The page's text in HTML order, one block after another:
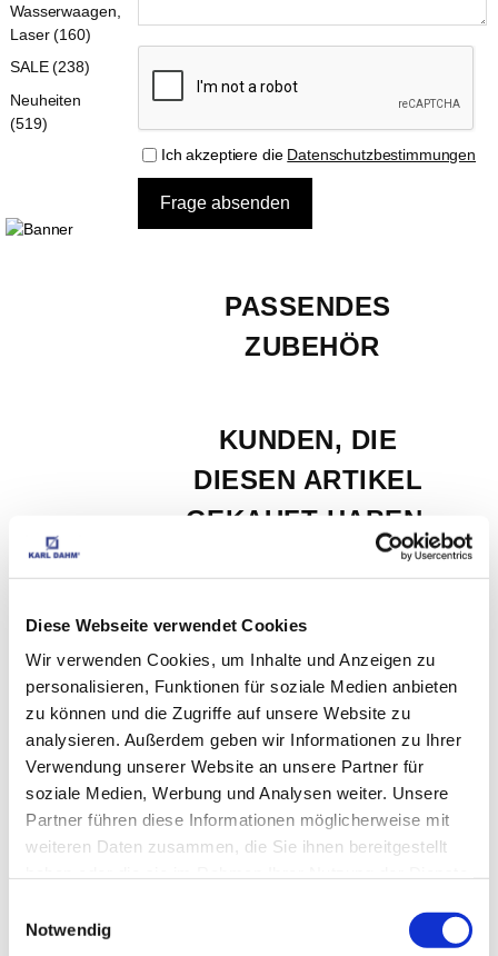
Diese Webseite verwendet Cookies
Wir verwenden Cookies, um Inhalte und Anzeigen zu
personalisieren, Funktionen für soziale Medien anbieten
zu können und die Zugriffe auf unsere Website zu
analysieren. Außerdem geben wir Informationen zu Ihrer
Verwendung unserer Website an unsere Partner für
soziale Medien, Werbung und Analysen weiter. Unsere
Partner führen diese Informationen möglicherweise mit
weiteren Daten zusammen, die Sie ihnen bereitgestellt
Notwendig
Ich akzeptiere die Datenschutzbestimmungen
PASSENDES
ZUBEHÖR
KUNDEN, DIE
DIESEN ARTIKEL
GEKAUFT HABEN,
HABEN AUCH
ARTIKEL GEKAUFT:
Ersatzpad fein Art.-Nr.
10483
EUR3,99Exkl. MwSt *
EUR4,75Inkl. MwSt *
Pad-Handbrett für die
Wasserwaagen,
Laser (160)
SALE (238)
Neuheiten
(519)